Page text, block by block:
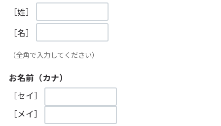
［姓］
［名］
（全角で入力してください）
お名前（カナ）
［セイ］
［メイ］